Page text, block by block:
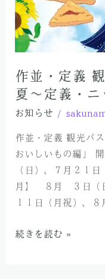
作並・定義
夏～定義・ニ
お知らせ /
作並・定義 観光バ
おいしいもの編」
（日）、７月２１
月】 ８月 ３日（
１１日（月祝）、
仙
台
～
定
義・
い
続きを読む »